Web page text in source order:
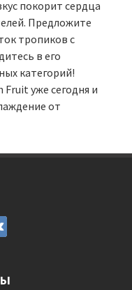
покорит сердца
Предложите
тропиков с
в его
категорий!
уже сегодня и
от